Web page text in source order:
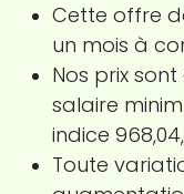
Cette offre
un mois à
Nos prix
salaire
indice
Toute